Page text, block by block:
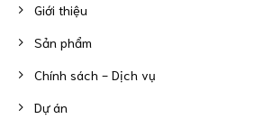
Giới thiệu
Sản phẩm
Chính sách - Dịch vụ
Dự án